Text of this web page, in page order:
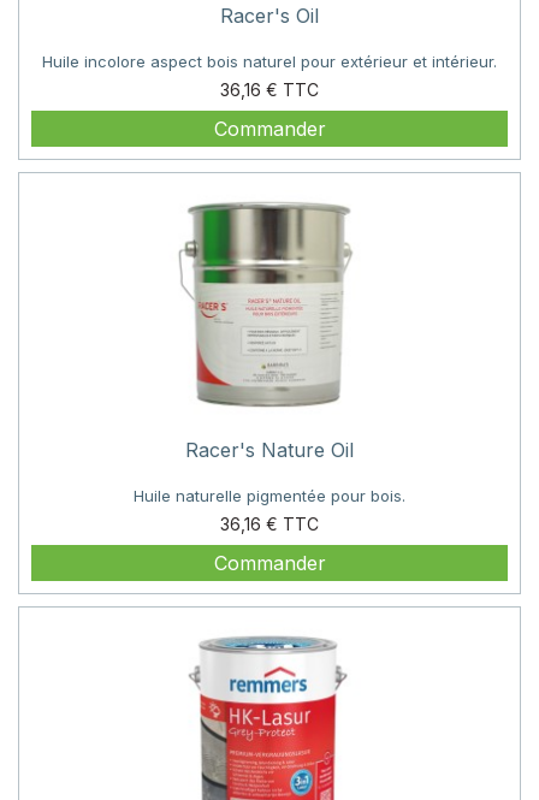
Racer's Oil
Huile incolore aspect bois naturel pour extérieur et intérieur.
36,16 €
Prix
Commander
Racer's Nature Oil
Huile naturelle pigmentée pour bois.
36,16 €
Prix
Commander